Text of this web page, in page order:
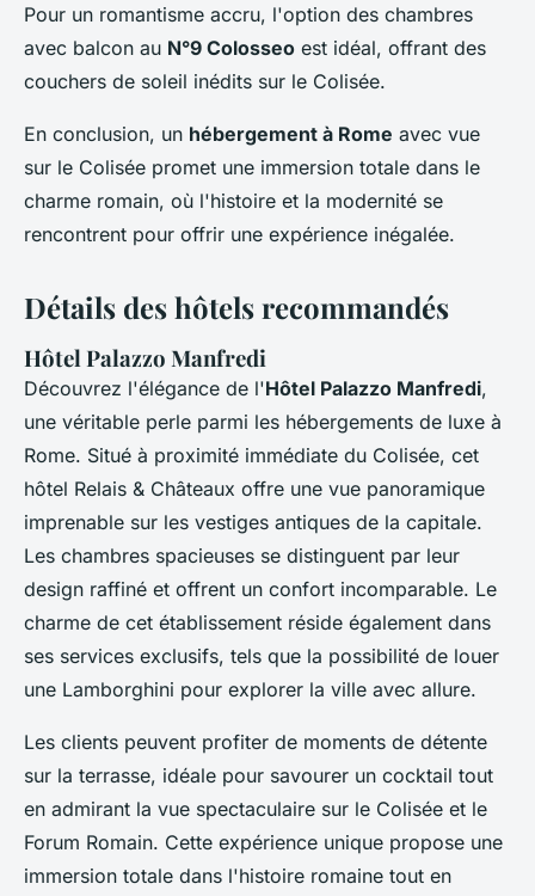
Pour un romantisme accru, l'option des chambres
avec balcon au N°9 Colosseo est idéal, offrant des
couchers de soleil inédits sur le Colisée.
En conclusion, un hébergement à Rome avec vue
sur le Colisée promet une immersion totale dans le
charme romain, où l'histoire et la modernité se
rencontrent pour offrir une expérience inégalée.
Détails des hôtels recommandés
Hôtel Palazzo Manfredi
Découvrez l'élégance de l'Hôtel Palazzo Manfredi,
une véritable perle parmi les hébergements de luxe à
Rome. Situé à proximité immédiate du Colisée, cet
hôtel Relais & Châteaux offre une vue panoramique
imprenable sur les vestiges antiques de la capitale.
Les chambres spacieuses se distinguent par leur
design raffiné et offrent un confort incomparable. Le
charme de cet établissement réside également dans
ses services exclusifs, tels que la possibilité de louer
une Lamborghini pour explorer la ville avec allure.
Les clients peuvent profiter de moments de détente
sur la terrasse, idéale pour savourer un cocktail tout
en admirant la vue spectaculaire sur le Colisée et le
Forum Romain. Cette expérience unique propose une
immersion totale dans l'histoire romaine tout en